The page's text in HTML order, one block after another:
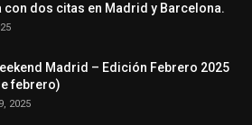
con dos citas en Madrid y Barcelona.
Madrid – Edición Febrero 2025
febrero)
2025